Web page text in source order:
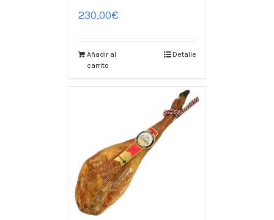
230,00€
Añadir al
carrito
Detalle